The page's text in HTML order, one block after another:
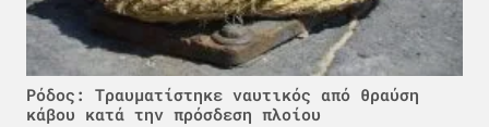
Ρόδος: Τραυματίστηκε ναυτικός από θραύση
κάβου κατά την πρόσδεση πλοίου